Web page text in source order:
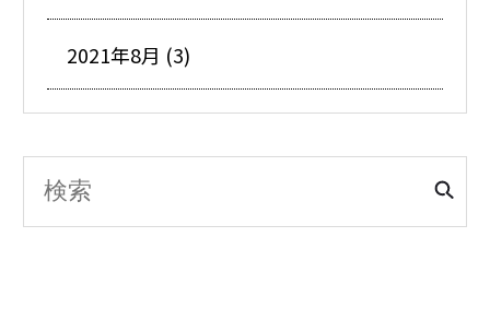
2021年8月 (3)